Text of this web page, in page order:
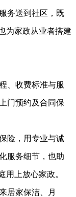
务送到社区，既
为家政从业者搭建
、收费标准与服
门预约及合同保
险，用专业与诚
服务细节，也助
用上放心家政。
家保洁、月